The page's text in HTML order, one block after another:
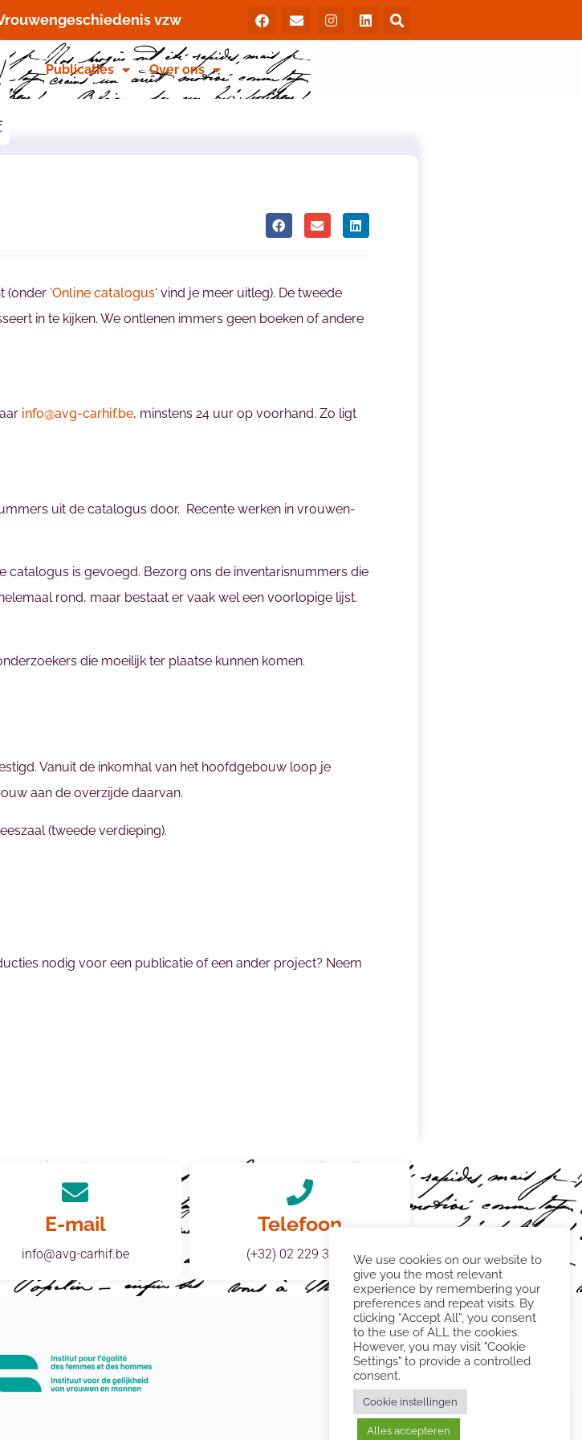
vzw
Publicaties Over ons
(onder ‘Online catalogus‘ vind je meer uitleg). De tweede
in te kijken. We ontlenen immers geen boeken of andere
info@avg-carhif.be, minstens 24 uur op voorhand. Zo ligt
uit de catalogus door. Recente werken in vrouwen-
catalogus is gevoegd. Bezorg ons de inventarisnummers die
rond, maar bestaat er vaak wel een voorlopige lijst.
die moeilijk ter plaatse kunnen komen.
Vanuit de inkomhal van het hoofdgebouw loop je
aan de overzijde daarvan.
(tweede verdieping).
nodig voor een publicatie of een ander project? Neem
E-mail
info@avg-carhif.be
Telefoon
(+32) 02 229 38 31We use cookies on our website to
give you the most relevant
experience by remembering your
preferences and repeat visits. By
clicking “Accept All”, you consent
to the use of ALL the cookies.
However, you may visit "Cookie
Settings" to provide a controlled
consent.
Cookie instellingen
Alles accepteren